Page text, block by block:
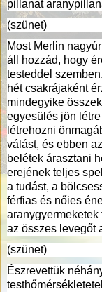
pillanat
(szünet)
Most Merlin
áll hozzád, hogy
testeddel
hét csakrájaként
mindegyike
egyesülés jön
létrehozni
válást, és ebben
belétek árasztani
erejének teljes
a tudást, a
férfias és nőies
aranygyermeketek
az összes levegőt
(szünet)
Észrevettük